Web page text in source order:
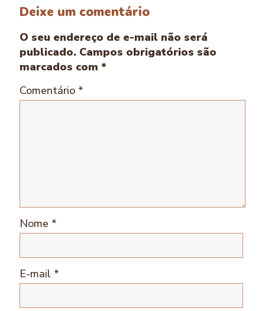
Deixe um comentário
O seu endereço de e-mail não será
publicado. Campos obrigatórios são
marcados com *
Comentário *
Nome *
E-mail *